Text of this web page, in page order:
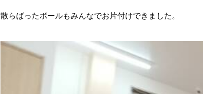
散らばったボールもみんなでお片付けできました。